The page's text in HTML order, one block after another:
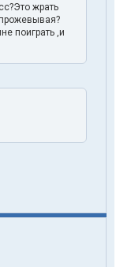
жрать
поиграть ,и